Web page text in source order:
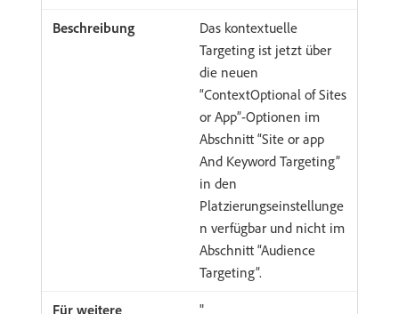
Das kontextuelle
Targeting ist jetzt über
die neuen
“ContextOptional of Sites
or App”-Optionen im
Abschnitt “Site or app
And Keyword Targeting”
in den
Platzierungseinstellunge
n verfügbar und nicht im
Abschnitt “Audience
Targeting”.
"